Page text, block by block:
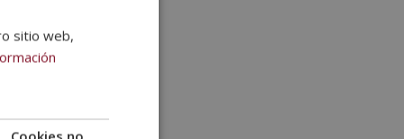
SPANISH
sitio web,
Cookies no